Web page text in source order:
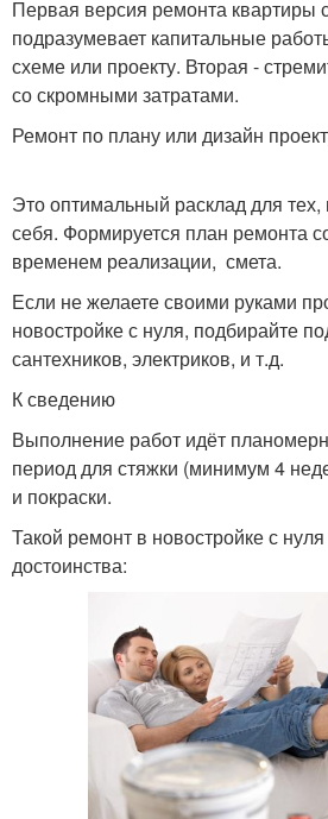
Первая версия ремонта квартиры
подразумевает капитальные
схеме или проекту. Вторая -
со скромными затратами.
Ремонт по плану или дизайн
Это оптимальный расклад для тех,
себя. Формируется план ремонта
временем реализации, смета.
Если не желаете своими руками
новостройке с нуля, подбирайте
сантехников, электриков, и т.д.
К сведению
Выполнение работ идёт
период для стяжки (минимум 4
и покраски.
Такой ремонт в новостройке с
достоинства: